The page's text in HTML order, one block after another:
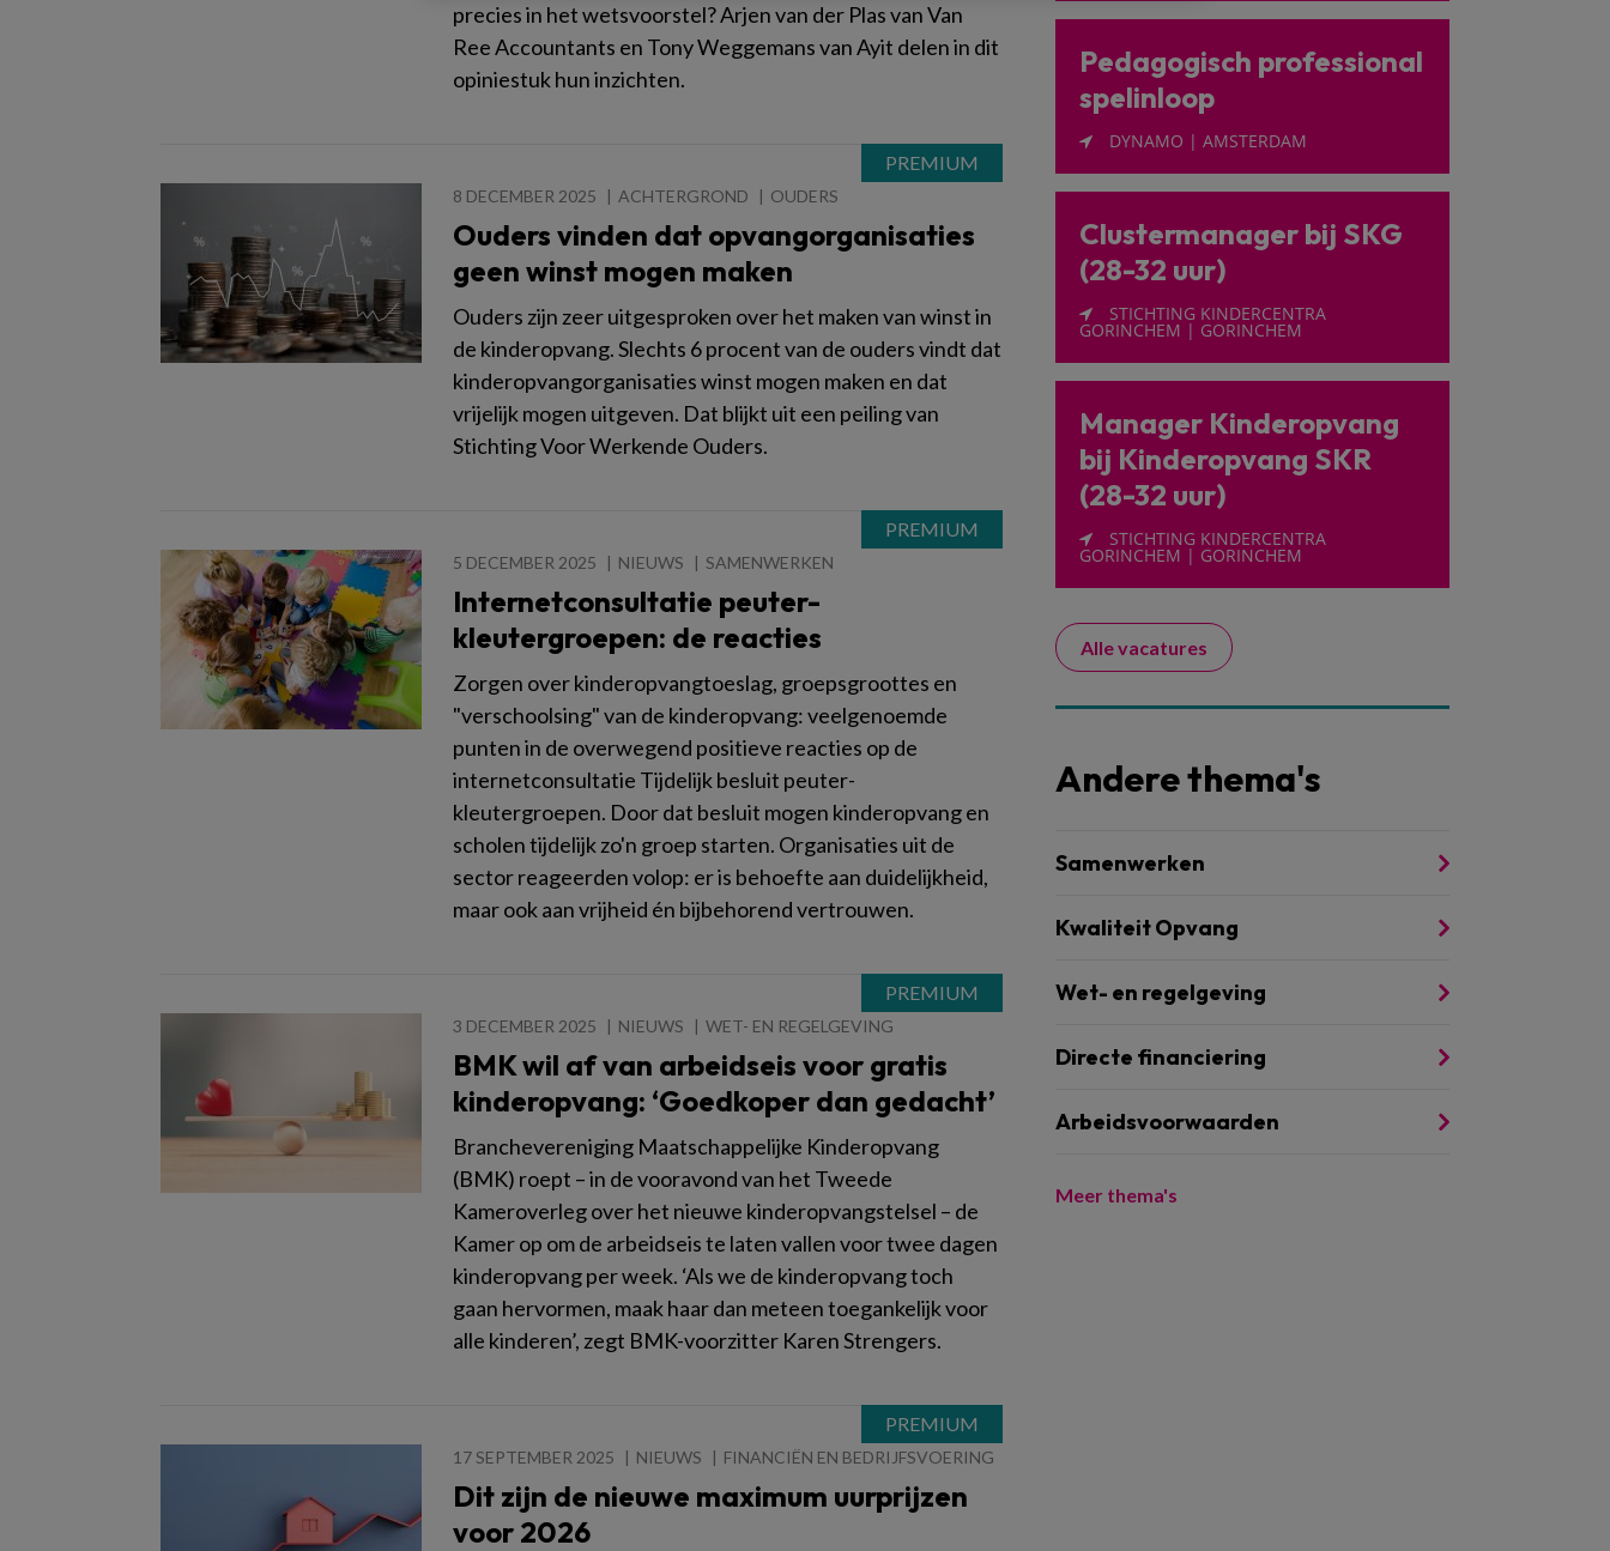
precies in het wetsvoorstel? Arjen van der Plas van Van
Ree Accountants en Tony Weggemans van Ayit delen in dit
opiniestuk hun inzichten.
8 DECEMBER 2025 ACHTERGROND OUDERS
Ouders vinden dat opvangorganisaties
geen winst mogen maken
Ouders zijn zeer uitgesproken over het maken van winst in
de kinderopvang. Slechts 6 procent van de ouders vindt dat
kinderopvangorganisaties winst mogen maken en dat
vrijelijk mogen uitgeven. Dat blijkt uit een peiling van
Stichting Voor Werkende Ouders.
5 DECEMBER 2025 NIEUWS SAMENWERKEN
Internetconsultatie peuter-
kleutergroepen: de reacties
Zorgen over kinderopvangtoeslag, groepsgroottes en
"verschoolsing" van de kinderopvang: veelgenoemde
punten in de overwegend positieve reacties op de
internetconsultatie Tijdelijk besluit peuter-
kleutergroepen. Door dat besluit mogen kinderopvang en
scholen tijdelijk zo'n groep starten. Organisaties uit de
sector reageerden volop: er is behoefte aan duidelijkheid,
maar ook aan vrijheid én bijbehorend vertrouwen.
3 DECEMBER 2025 NIEUWS WET- EN REGELGEVING
BMK wil af van arbeidseis voor gratis
kinderopvang: ‘Goedkoper dan gedacht’
Branchevereniging Maatschappelijke Kinderopvang
(BMK) roept – in de vooravond van het Tweede
Kameroverleg over het nieuwe kinderopvangstelsel – de
Kamer op om de arbeidseis te laten vallen voor twee dagen
kinderopvang per week. ‘Als we de kinderopvang toch
gaan hervormen, maak haar dan meteen toegankelijk voor
alle kinderen’, zegt BMK-voorzitter Karen Strengers.
17 SEPTEMBER 2025 NIEUWS FINANCIËN EN BEDRIJFSVOERING
Dit zijn de nieuwe maximum uurprijzen
voor 2026
Pedagogisch professional
spelinloop
DYNAMO | AMSTERDAM
Clustermanager bij SKG
(28-32 uur)
STICHTING KINDERCENTRA
GORINCHEM | GORINCHEM
Manager Kinderopvang
bij Kinderopvang SKR
(28-32 uur)
STICHTING KINDERCENTRA
GORINCHEM | GORINCHEM
Alle vacatures
Andere thema's
Samenwerken
Kwaliteit Opvang
Wet- en regelgeving
Directe financiering
Arbeidsvoorwaarden
Meer thema's